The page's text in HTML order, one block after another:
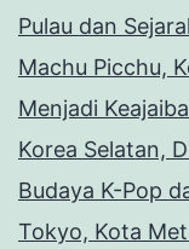
Pulau dan
Machu Picchu,
Menjadi
Korea Selatan,
Budaya K-Pop
Tokyo, Kota